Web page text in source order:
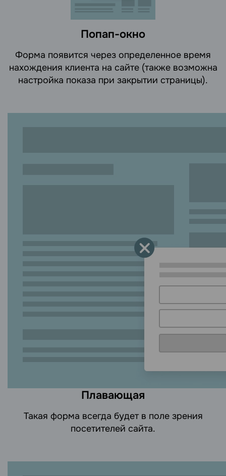
Попап-окно
Форма появится через определенное время
нахождения клиента на сайте (также возможна
настройка показа при закрытии страницы).
Плавающая
Такая форма всегда будет в поле зрения
посетителей сайта.